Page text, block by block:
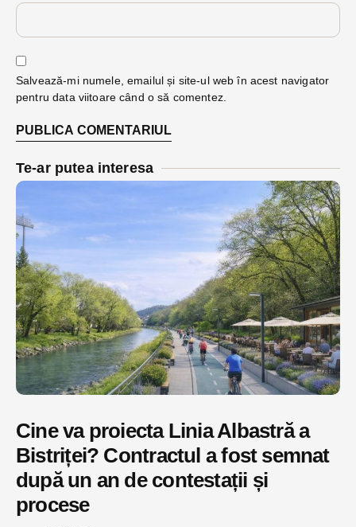
Salvează-mi numele, emailul și site-ul web în acest navigator
pentru data viitoare când o să comentez.
Te-ar putea interesa
Cine va proiecta Linia Albastră a
Bistriței? Contractul a fost semnat
după un an de contestații și
procese